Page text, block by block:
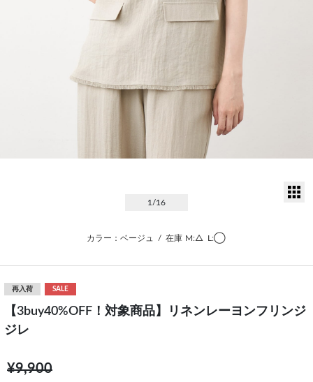
1 /16
カラー：ベージュ / 在庫 M:△ L:◯
再入荷 SALE
【3buy40%OFF！対象商品】リネンレーヨンフリンジ
ジレ
¥9,900